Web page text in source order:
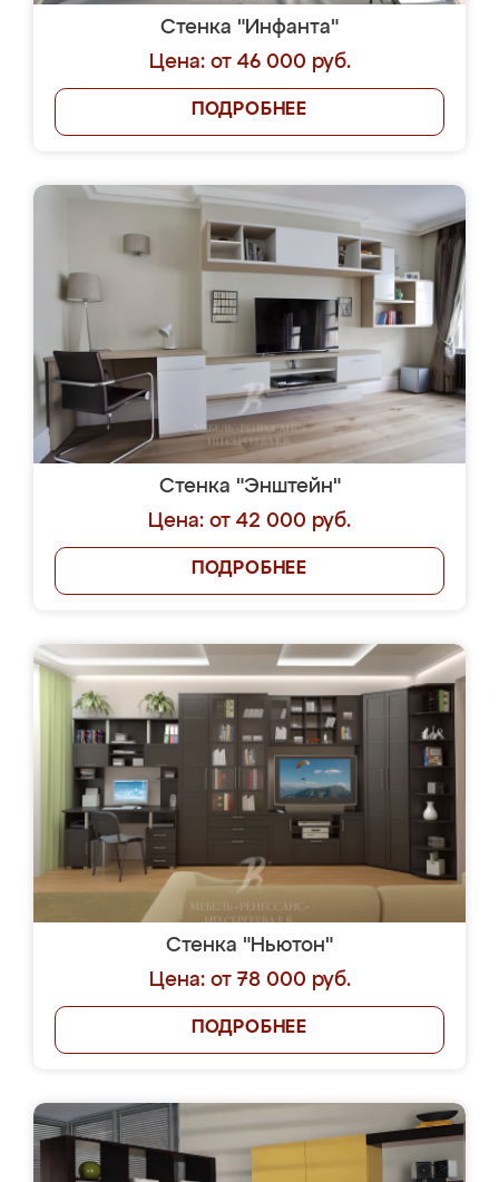
Стенка "Инфанта"
Цена: от 46 000 руб.
ПОДРОБНЕЕ
Стенка "Энштейн"
Цена: от 42 000 руб.
ПОДРОБНЕЕ
Стенка "Ньютон"
Цена: от 78 000 руб.
ПОДРОБНЕЕ